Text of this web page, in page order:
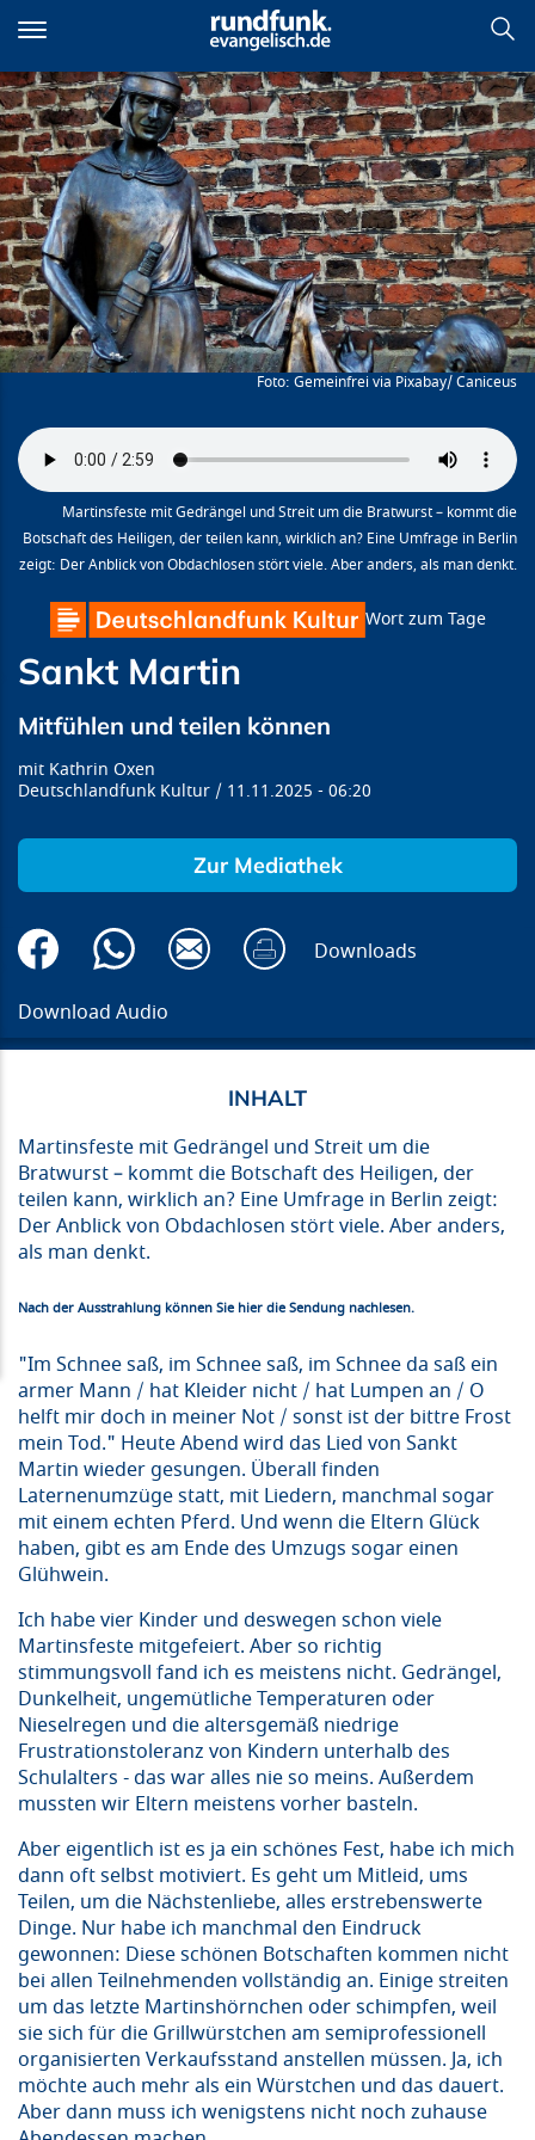
zum
Inhalt
Sankt Martin
Gemeinfrei via Pixabay/ Caniceus
Martinsfeste mit Gedrängel und Streit um die Bratwurst – kommt die
Botschaft des Heiligen, der teilen kann, wirklich an? Eine Umfrage in Berlin
zeigt: Der Anblick von Obdachlosen stört viele. Aber anders, als man denkt.
Wort zum Tage
Sankt Martin
Mitfühlen und teilen können
Kathrin Oxen
Deutschlandfunk Kultur
11.11.2025 06:20
Zur Mediathek
Downloads
Download Audio
Martinsfeste mit Gedrängel und Streit um die
Bratwurst – kommt die Botschaft des Heiligen, der
teilen kann, wirklich an? Eine Umfrage in Berlin zeigt:
Der Anblick von Obdachlosen stört viele. Aber anders,
als man denkt.
Nach der Ausstrahlung können Sie hier die Sendung nachlesen.
"Im Schnee saß, im Schnee saß, im Schnee da saß ein
armer Mann / hat Kleider nicht / hat Lumpen an / O
helft mir doch in meiner Not / sonst ist der bittre Frost
mein Tod." Heute Abend wird das Lied von Sankt
Martin wieder gesungen. Überall finden
Laternenumzüge statt, mit Liedern, manchmal sogar
mit einem echten Pferd. Und wenn die Eltern Glück
haben, gibt es am Ende des Umzugs sogar einen
Glühwein.
Ich habe vier Kinder und deswegen schon viele
Martinsfeste mitgefeiert. Aber so richtig
stimmungsvoll fand ich es meistens nicht. Gedrängel,
Dunkelheit, ungemütliche Temperaturen oder
Nieselregen und die altersgemäß niedrige
Frustrationstoleranz von Kindern unterhalb des
Schulalters - das war alles nie so meins. Außerdem
mussten wir Eltern meistens vorher basteln.
Aber eigentlich ist es ja ein schönes Fest, habe ich mich
dann oft selbst motiviert. Es geht um Mitleid, ums
Teilen, um die Nächstenliebe, alles erstrebenswerte
Dinge. Nur habe ich manchmal den Eindruck
gewonnen: Diese schönen Botschaften kommen nicht
bei allen Teilnehmenden vollständig an. Einige streiten
um das letzte Martinshörnchen oder schimpfen, weil
sie sich für die Grillwürstchen am semiprofessionell
organisierten Verkaufsstand anstellen müssen. Ja, ich
möchte auch mehr als ein Würstchen und das dauert.
Aber dann muss ich wenigstens nicht noch zuhause